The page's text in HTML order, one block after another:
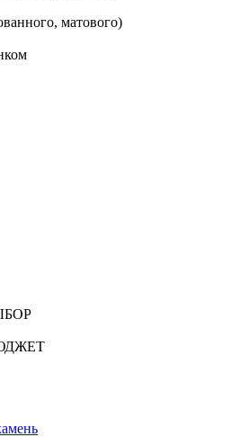
матового)